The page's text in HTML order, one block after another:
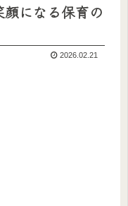
になる保育の
2026.02.21